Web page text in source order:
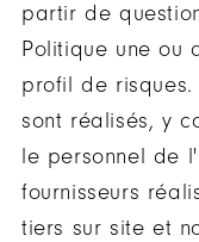
partir de
Politique une ou
profil de
sont réalisés, y
le personnel de
fournisseurs
tiers sur site et